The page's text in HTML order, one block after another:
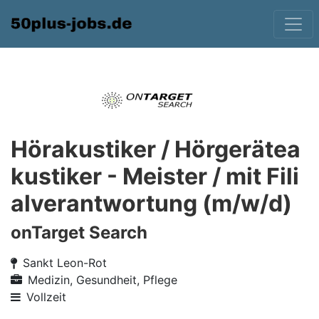
Hörakustiker / Hörgerätea
kustiker - Meister / mit Fili
alverantwortung (m/w/d)
onTarget Search
Sankt Leon-Rot
Medizin, Gesundheit, Pflege
Vollzeit